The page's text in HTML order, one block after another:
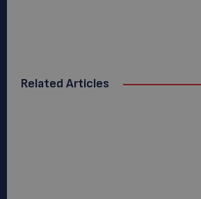
Related Articles